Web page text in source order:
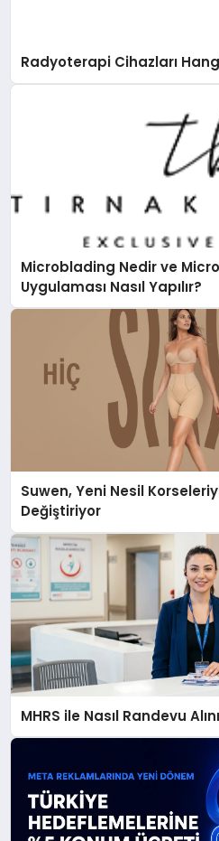
Radyoterapi Cihazları
Microblading Nedir ve
Uygulaması Nasıl Yapılır?
Suwen, Yeni Nesil
Değiştiriyor
MHRS ile Nasıl Randevu